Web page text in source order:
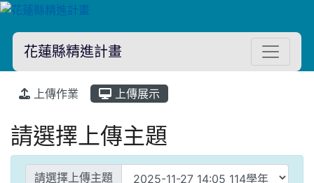
花蓮縣精進計畫
上傳作業 上傳展示
請選擇上傳主題
請選擇上傳主題